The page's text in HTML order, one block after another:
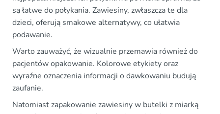
są łatwe do połykania. Zawiesiny, zwłaszcza te dla
dzieci, oferują smakowe alternatywy, co ułatwia
podawanie.
Warto zauważyć, że wizualnie przemawia również do
pacjentów opakowanie. Kolorowe etykiety oraz
wyraźne oznaczenia informacji o dawkowaniu budują
zaufanie.
Natomiast zapakowanie zawiesiny w butelki z miarką